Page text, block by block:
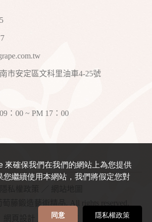
來確保我們在我們的網站上為您提供
您繼續使用本網站，我們將假定您對
隱私權政策
同意
市安定區文科里油車4-25號
：00 ~ PM 17：00
／ 鉅潞科技